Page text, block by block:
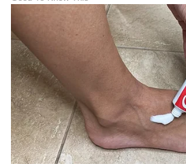
Image Credit :
ಧನು ರಾಶಿ
ಬುದ್ಧಿವಂತಿಕೆಯಿಂದ ಉತ್ತಮ ಹಣ